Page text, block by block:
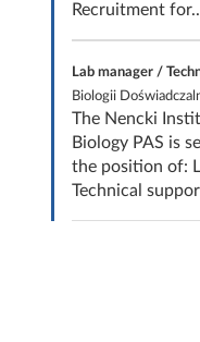
Recruitment
Lab manager /
Biologii
The Nencki
Biology PAS is
the position of:
Technical